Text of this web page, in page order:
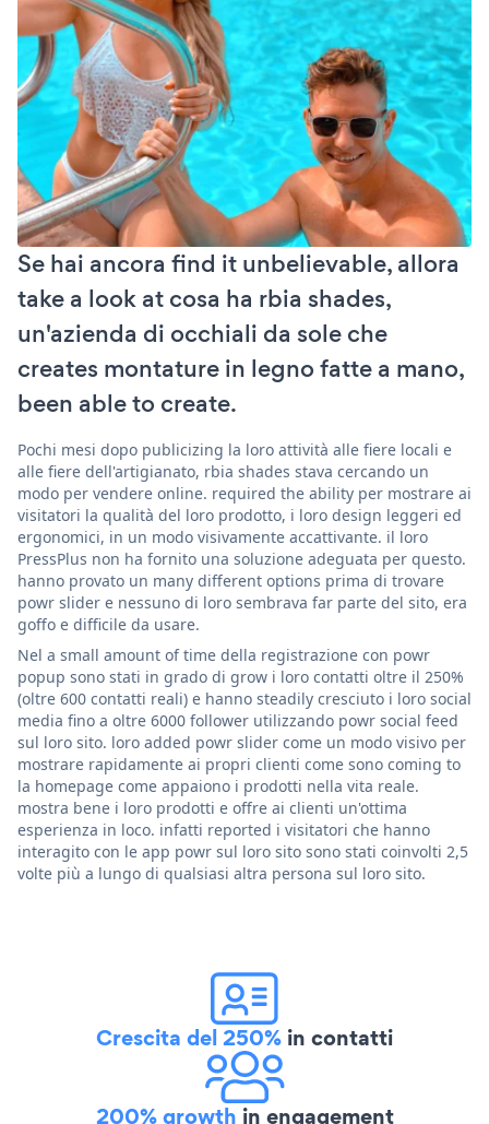
Se hai ancora find it unbelievable, allora
take a look at cosa ha rbia shades,
un'azienda di occhiali da sole che
creates montature in legno fatte a mano,
been able to create.
Pochi mesi dopo publicizing la loro attività alle fiere locali e
alle fiere dell'artigianato, rbia shades stava cercando un
modo per vendere online. required the ability per mostrare ai
visitatori la qualità del loro prodotto, i loro design leggeri ed
ergonomici, in un modo visivamente accattivante. il loro
PressPlus non ha fornito una soluzione adeguata per questo.
hanno provato un many different options prima di trovare
powr slider e nessuno di loro sembrava far parte del sito, era
goffo e difficile da usare.
Nel a small amount of time della registrazione con powr
popup sono stati in grado di grow i loro contatti oltre il 250%
(oltre 600 contatti reali) e hanno steadily cresciuto i loro social
media fino a oltre 6000 follower utilizzando powr social feed
sul loro sito. loro added powr slider come un modo visivo per
mostrare rapidamente ai propri clienti come sono coming to
la homepage come appaiono i prodotti nella vita reale.
mostra bene i loro prodotti e offre ai clienti un'ottima
esperienza in loco. infatti reported i visitatori che hanno
interagito con le app powr sul loro sito sono stati coinvolti 2,5
volte più a lungo di qualsiasi altra persona sul loro sito.
Crescita del 250% in contatti
200% growth in engagement